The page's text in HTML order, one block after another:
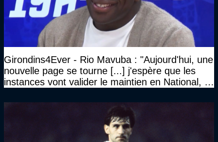
Girondins4Ever - Rio Mavuba : "Aujourd'hui, une
nouvelle page se tourne [...] j'espère que les
instances vont valider le maintien en National, et
haut niveau"